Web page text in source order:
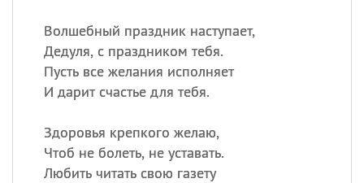
Волшебный праздник наступает,
Дедуля, с праздником тебя.
Пусть все желания исполняет
И дарит счастье для тебя.
Здоровья крепкого желаю,
Чтоб не болеть, не уставать.
Любить читать свою газету